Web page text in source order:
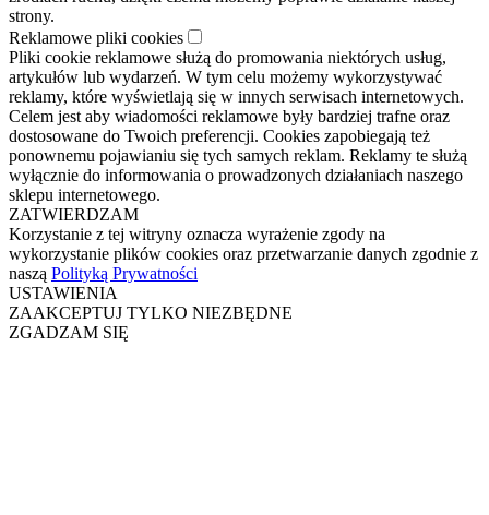
strony.
Reklamowe pliki cookies
Pliki cookie reklamowe służą do promowania niektórych usług,
artykułów lub wydarzeń. W tym celu możemy wykorzystywać
reklamy, które wyświetlają się w innych serwisach internetowych.
Celem jest aby wiadomości reklamowe były bardziej trafne oraz
dostosowane do Twoich preferencji. Cookies zapobiegają też
ponownemu pojawianiu się tych samych reklam. Reklamy te służą
wyłącznie do informowania o prowadzonych działaniach naszego
sklepu internetowego.
ZATWIERDZAM
Korzystanie z tej witryny oznacza wyrażenie zgody na
wykorzystanie plików cookies oraz przetwarzanie danych zgodnie z
naszą Polityką Prywatności
USTAWIENIA
ZAAKCEPTUJ TYLKO NIEZBĘDNE
ZGADZAM SIĘ